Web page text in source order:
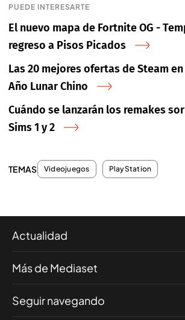
PUEDE INTERESARTE
El nuevo mapa de Fortnite OG -
regreso a Pisos Picados
Las 20 mejores ofertas de Steam
Año Lunar Chino
Cuándo se lanzarán los remakes
Sims 1 y 2
TEMAS Videojuegos PlayStation
Actualidad
Más de Mediaset
Seguir navegando